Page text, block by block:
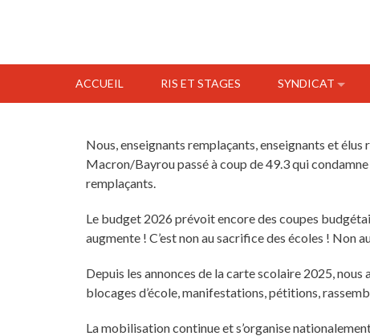
ACCUEIL RIS ET STAGES SYNDICAT
Nous, enseignants remplaçants, enseignants et
Macron/Bayrou passé à coup de 49.3 qui
remplaçants.
Le budget 2026 prévoit encore des coupes
augmente ! C’est non au sacrifice des écoles ! Non
Depuis les annonces de la carte scolaire 2025,
blocages d’école, manifestations, pétitions,
La mobilisation continue et s’organise